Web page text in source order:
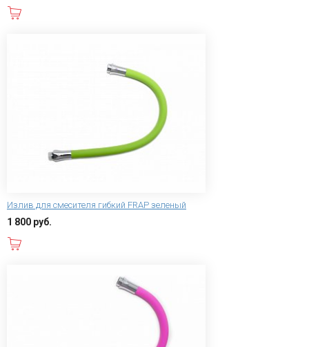
Излив для смесителя гибкий FRAP зеленый
1 800 руб.